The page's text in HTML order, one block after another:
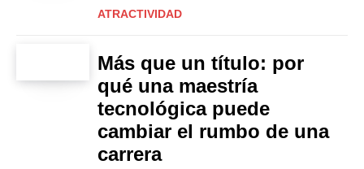
ATRACTIVIDAD
Más que un título: por
qué una maestría
tecnológica puede
cambiar el rumbo de una
carrera